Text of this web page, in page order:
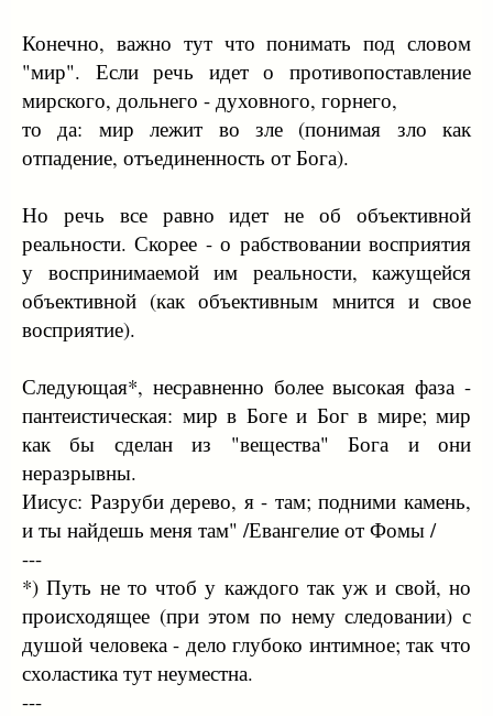
Конечно, важно тут что понимать под словом
"мир". Если речь идет о противопоставление
мирского, дольнего - духовного, горнего,
то да: мир лежит во зле (понимая зло как
отпадение, отъединенность от Бога).
Но речь все равно идет не об объективной
реальности. Скорее - о рабствовании восприятия
у воспринимаемой им реальности, кажущейся
объективной (как объективным мнится и свое
восприятие).
Следующая*, несравненно более высокая фаза -
пантеистическая: мир в Боге и Бог в мире; мир
как бы сделан из "вещества" Бога и они
неразрывны.
Иисус: Разруби дерево, я - там; подними камень,
и ты найдешь меня там" /Евангелие от Фомы /
---
*) Путь не то чтоб у каждого так уж и свой, но
происходящее (при этом по нему следовании) с
душой человека - дело глубоко интимное; так что
схоластика тут неуместна.
---